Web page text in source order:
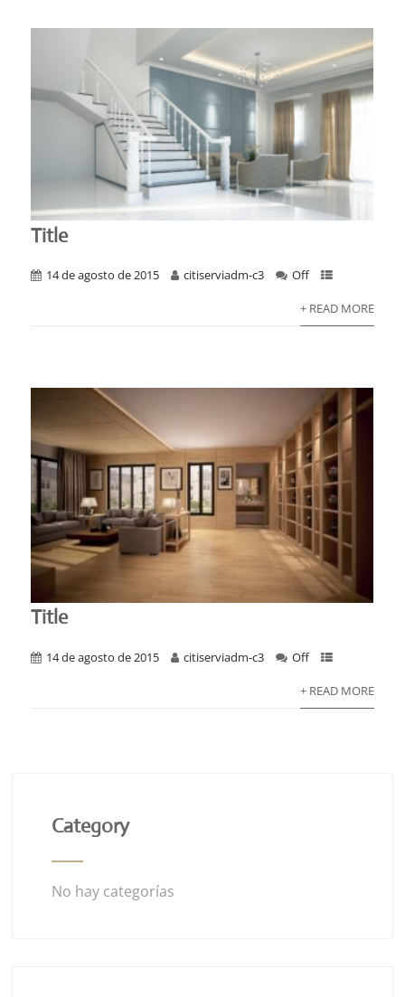
Title
14 de agosto de 2015 citiserviadm-c3 Off
+ READ MORE
Title
14 de agosto de 2015 citiserviadm-c3 Off
+ READ MORE
Category
No hay categorías